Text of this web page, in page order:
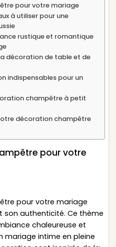
pour votre mariage
à utiliser pour une
rustique et romantique
décoration de table et de
indispensables pour un
champêtre à petit
décoration champêtre
pour votre
pour votre mariage
son authenticité. Ce thème
chaleureuse et
mariage intime en pleine